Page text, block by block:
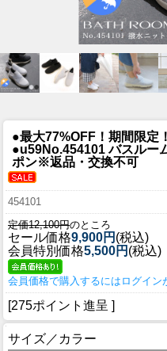
●最大77%OFF！期間限定
●u59No.454101 バスルー
ポン※返品・交換不可
454101
定価12,100円のところ
セール価格9,900円 (税込)
会員特別価格5,500円 (税込)
会員価格で購入するにはログイン
[275ポイント進呈 ]
サイズ／カラー